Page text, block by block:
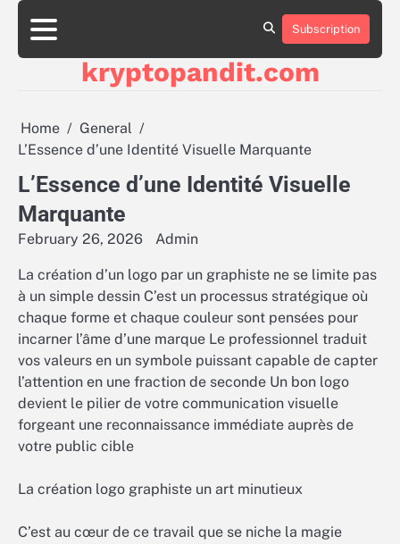
Skip
content
Subscription
kryptopandit.com
Home
General
L’Essence d’une Identité Visuelle Marquante
L’Essence d’une Identité Visuelle
Marquante
February 26, 2026 Admin
La création d’un logo par un graphiste ne se limite pas
à un simple dessin C’est un processus stratégique où
chaque forme et chaque couleur sont pensées pour
incarner l’âme d’une marque Le professionnel traduit
vos valeurs en un symbole puissant capable de capter
l’attention en une fraction de seconde Un bon logo
devient le pilier de votre communication visuelle
forgeant une reconnaissance immédiate auprès de
votre public cible
La création logo graphiste un art minutieux
C’est au cœur de ce travail que se niche la magie